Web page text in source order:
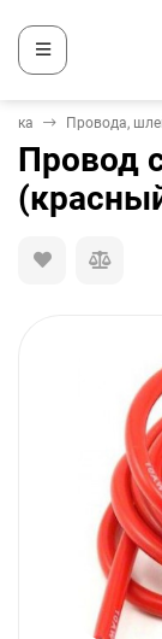
Провода,
Провод